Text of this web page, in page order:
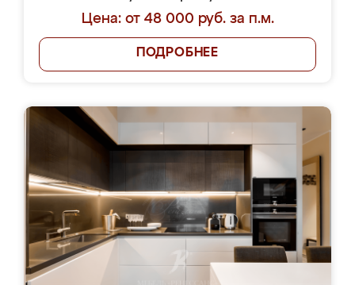
Цена: от 48 000 руб. за п.м.
ПОДРОБНЕЕ